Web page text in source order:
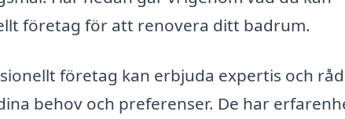
företag för att renovera ditt badrum.
företag kan erbjuda expertis och
behov och preferenser. De har